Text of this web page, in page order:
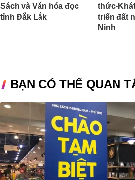
Sách và Văn hóa đọc
tỉnh Đắk Lắk
thức-
triển đất
Ninh
BẠN CÓ THỂ QUAN